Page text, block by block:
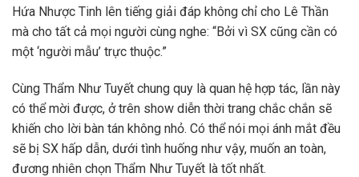
Hứa Nhược Tinh lên tiếng giải đáp không chỉ cho Lê Thần
mà cho tất cả mọi người cùng nghe: “Bởi vì SX cũng cần có
một ‘người mẫu’ trực thuộc.”
Cùng Thẩm Như Tuyết chung quy là quan hệ hợp tác, lần này
có thể mời được, ở trên show diễn thời trang chắc chắn sẽ
khiến cho lời bàn tán không nhỏ. Có thể nói mọi ánh mắt đều
sẽ bị SX hấp dẫn, dưới tình huống như vậy, muốn an toàn,
đương nhiên chọn Thẩm Như Tuyết là tốt nhất.